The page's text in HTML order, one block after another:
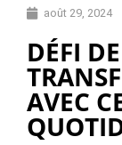
août 29, 2024
DÉFI
AVEC